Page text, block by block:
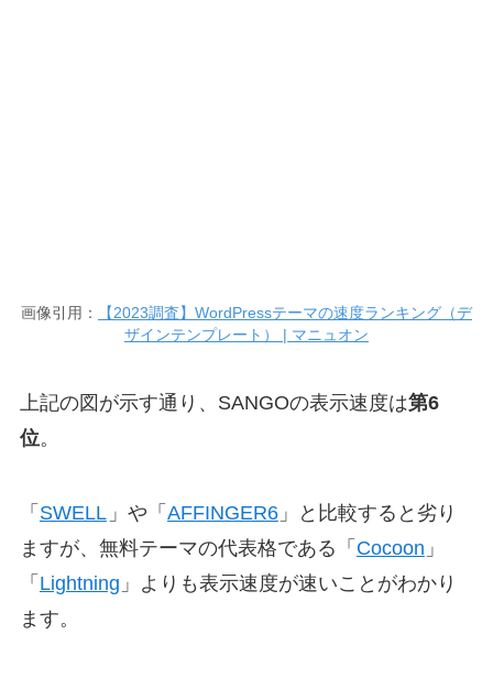
画像引用：
【2023調査】WordPressテーマの速度ランキング（デ
ザインテンプレート） | マニュオン
上記の図が示す通り、SANGOの表示速度は第6
位。
「 SWELL 」や「 AFFINGER6」と比較すると劣り
ますが、無料テーマの代表格である「 Cocoon 」
「 Lightning 」よりも表示速度が速いことがわかり
ます。